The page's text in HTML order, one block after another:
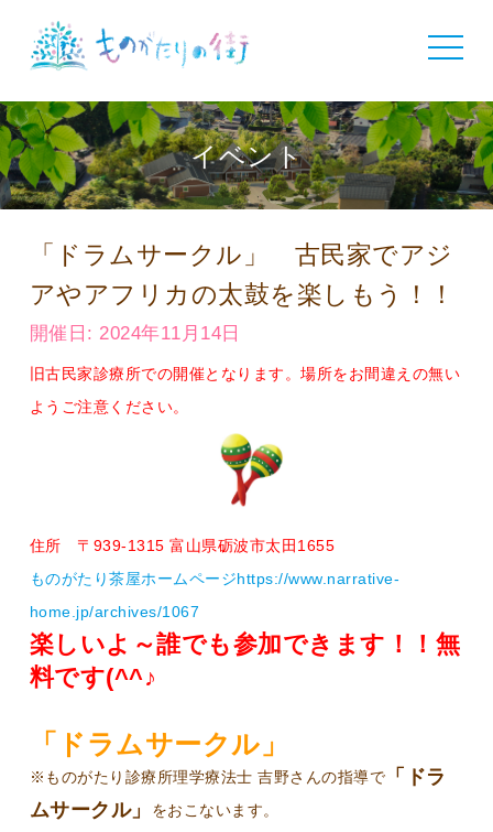
toggle
イベント
「ドラムサークル」 古民家でアジ
アやアフリカの太鼓を楽しもう！！
開催日: 2024年11月14日
旧古民家診療所での開催となります。場所をお間違えの無い
ようご注意ください。
住所 〒939-1315 富山県砺波市太田1655
ものがたり茶屋ホームページhttps://www.narrative-
home.jp/archives/1067
楽しいよ～誰でも参加できます！！無
料です(^^♪
「ドラムサークル」
※ものがたり診療所理学療法士 吉野さんの指導で
「ドラ
ムサークル」
をおこないます。